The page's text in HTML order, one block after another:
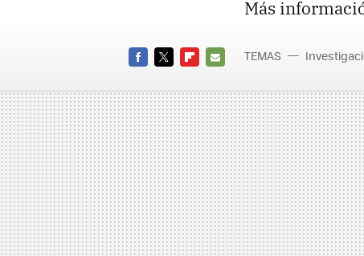
Más
MAIL
TEMAS